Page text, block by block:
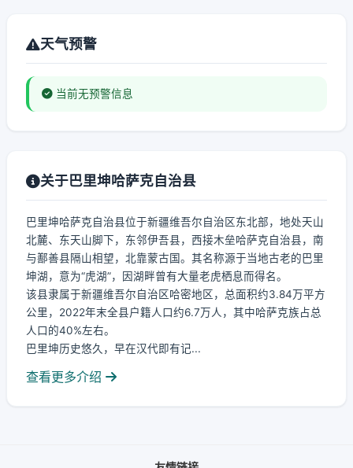
天气预警
当前无预警信息
关于巴里坤哈萨克自治县
巴里坤哈萨克自治县位于新疆维吾尔自治区东北部，地处天山
北麓、东天山脚下，东邻伊吾县，西接木垒哈萨克自治县，南
与鄯善县隔山相望，北靠蒙古国。其名称源于当地古老的巴里
坤湖，意为“虎湖”，因湖畔曾有大量老虎栖息而得名。
该县隶属于新疆维吾尔自治区哈密地区，总面积约3.84万平方
公里，2022年末全县户籍人口约6.7万人，其中哈萨克族占总
人口的40%左右。
巴里坤历史悠久，早在汉代即有记...
查看更多介绍